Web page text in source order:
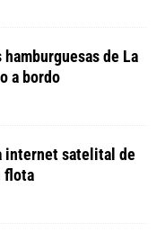
de La
a bordo
internet satelital de
flota